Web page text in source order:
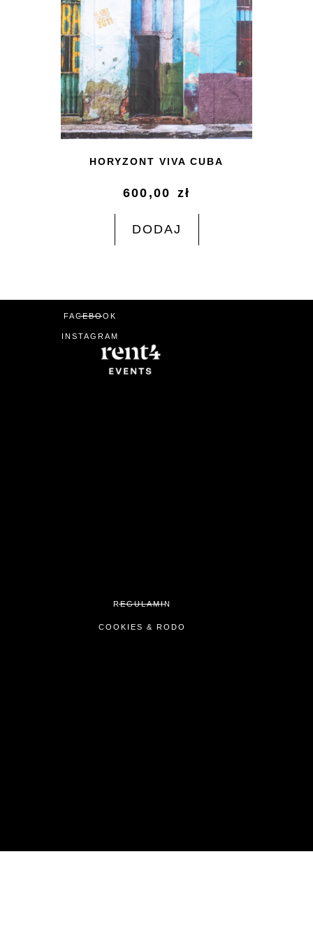
HORYZONT VIVA CUBA
600,00 zł
DODAJ
FACEBOOK
INSTAGRAM
REGULAMIN
COOKIES & RODO